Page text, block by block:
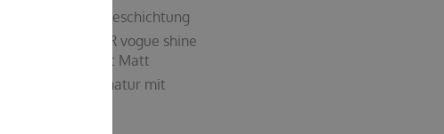
Protect Plus-Beschichtung
und VIGOUR vogue shine
Ausug, Anthrazit Matt
Wandarmatur mit
hinterleuchtet